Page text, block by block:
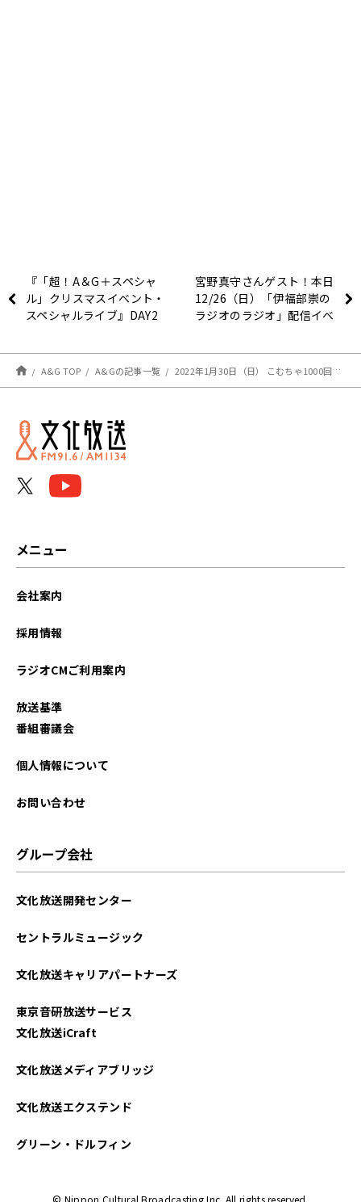
『「超！A＆G＋スペシャ
ル」クリスマスイベント・
スペシャルライブ』DAY2
宮野真守さんゲスト！本日
12/26（日）「伊福部崇の
ラジオのラジオ」配信イベ
A&G TOP A&Gの記事一覧 2022年1月30日（日） こむちゃ1000回記念イベント「こむちゃっとプラチナム」開催決定！＆番組HP最速先行予約受付開始！
メニュー
会社案内
採用情報
ラジオCMご利用案内
放送基準
番組審議会
個人情報について
お問い合わせ
グループ会社
文化放送開発センター
セントラルミュージック
文化放送キャリアパートナーズ
東京音研放送サービス
文化放送iCraft
文化放送メディアブリッジ
文化放送エクステンド
グリーン・ドルフィン
© Nippon Cultural Broadcasting Inc. All rights reserved.